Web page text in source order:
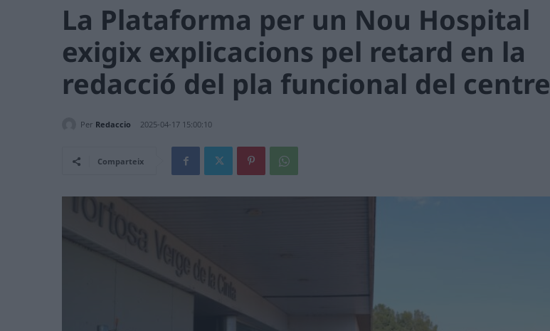
La Plataforma per un Nou Hospital
exigix explicacions pel retard en la
redacció del pla funcional del centre
Per Redaccio 2025-04-17 15:00:10
Comparteix